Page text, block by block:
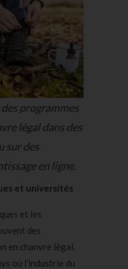
programmes
légal dans des
sur des
en ligne.
et universités
et les
des
en chanvre légal,
où l’industrie du